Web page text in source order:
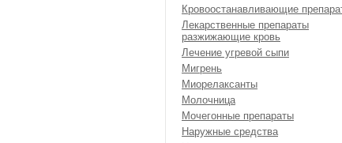
Кровоостанавливающие
Лекарственные препараты
разжижающие кровь
Лечение угревой сыпи
Мигрень
Миорелаксанты
Молочница
Мочегонные препараты
Наружные средства